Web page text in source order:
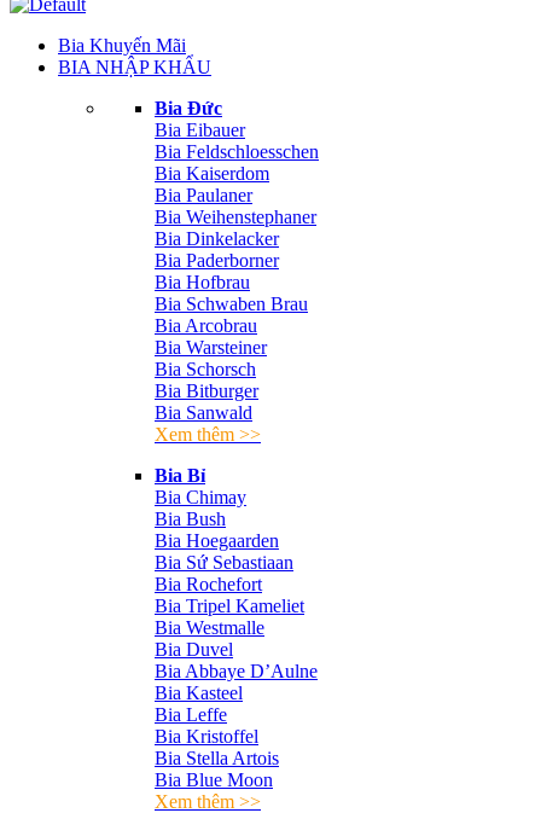
Bia Khuyến Mãi
BIA NHẬP KHẨU
Bia Đức
Bia Eibauer
Bia Feldschloesschen
Bia Kaiserdom
Bia Paulaner
Bia Weihenstephaner
Bia Dinkelacker
Bia Paderborner
Bia Hofbrau
Bia Schwaben Brau
Bia Arcobrau
Bia Warsteiner
Bia Schorsch
Bia Bitburger
Bia Sanwald
Xem thêm >>
Bia Bỉ
Bia Chimay
Bia Bush
Bia Hoegaarden
Bia Sứ Sebastiaan
Bia Rochefort
Bia Tripel Kameliet
Bia Westmalle
Bia Duvel
Bia Abbaye D’Aulne
Bia Kasteel
Bia Leffe
Bia Kristoffel
Bia Stella Artois
Bia Blue Moon
Xem thêm >>